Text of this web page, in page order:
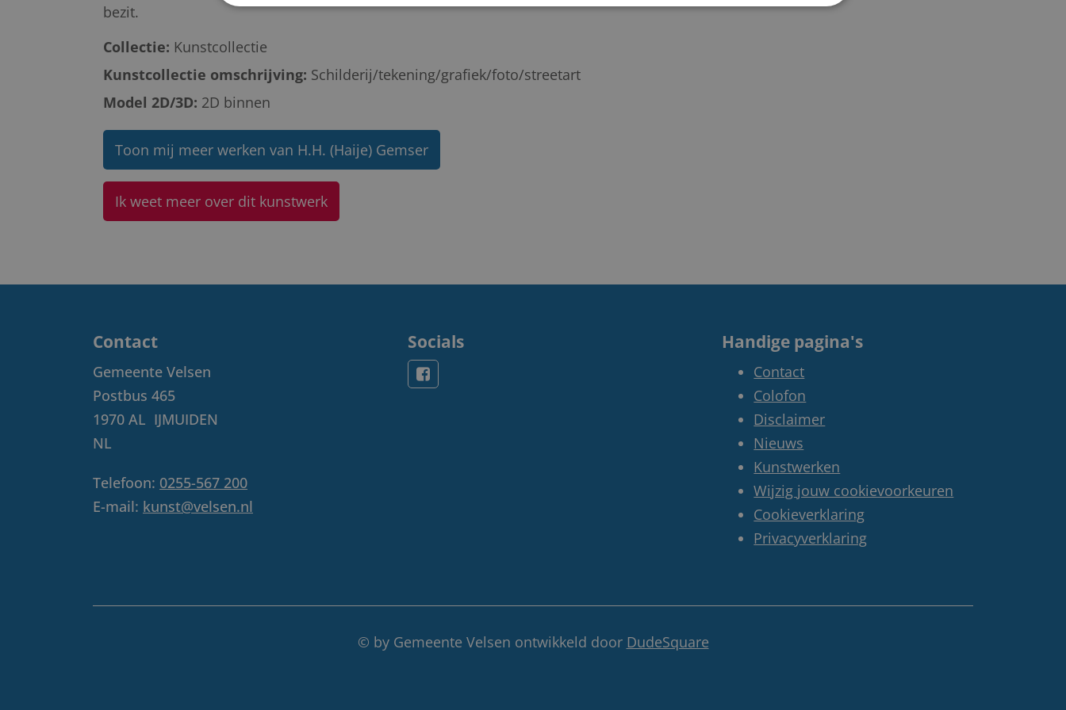
bezit.
Collectie: Kunstcollectie
Kunstcollectie omschrijving: Schilderij/tekening/grafiek/foto/streetart
Model 2D/3D: 2D binnen
Toon mij meer werken van H.H. (Haije) Gemser
Ik weet meer over dit kunstwerk
Contact
Gemeente Velsen
Postbus 465
1970 AL IJMUIDEN
NL
Telefoon: 0255-567 200
E-mail: kunst@velsen.nl
Socials Handige pagina's
Contact
Colofon
Disclaimer
Nieuws
Kunstwerken
Wijzig jouw cookievoorkeuren
Cookieverklaring
Privacyverklaring
© by Gemeente Velsen ontwikkeld door DudeSquare